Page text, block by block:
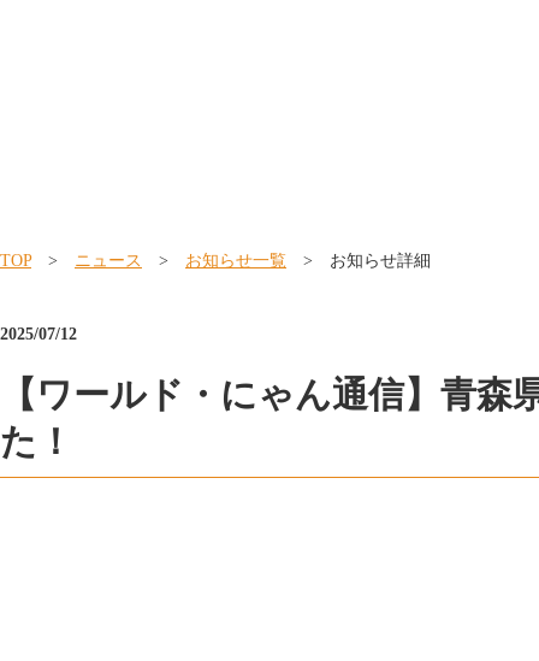
TOP> ニュース > お知らせ一覧 > お知らせ詳細
2025/07/12
【ワールド・にゃん通信】青
た！